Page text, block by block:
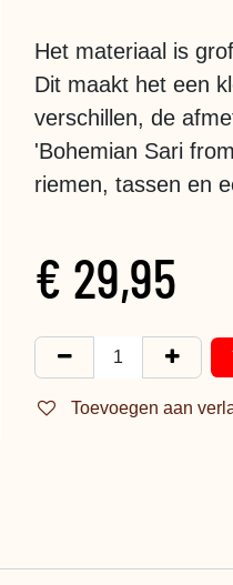
Het materiaal is
Dit maakt het een
verschillen, de
'Bohemian Sari
riemen, tassen en
€ 29,95
Toevoegen aan